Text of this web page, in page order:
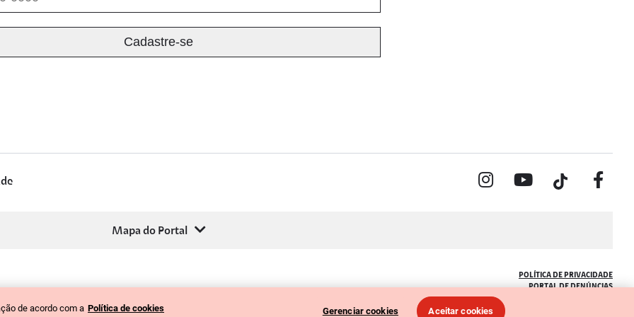
Mapa do Portal
POLÍTICA DE PRIVACIDADE
PORTAL DE DENÚNCIAS
CÓDIGO DE ÉTICA (COLABORADORES)
CÓDIGO DE ÉTICA (FORNECEDORES)
de acordo com a Política de cookies Gerenciar cookies Aceitar cookies